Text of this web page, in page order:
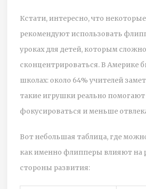
Кстати, интересно, что
рекомендуют использовать
уроках для детей, которым сложно
сконцентрироваться. В Америке
школах: около 64% учителей
такие игрушки реально
фокусироваться и меньше
Вот небольшая таблица, где
как именно флипперы влияют на
стороны развития: